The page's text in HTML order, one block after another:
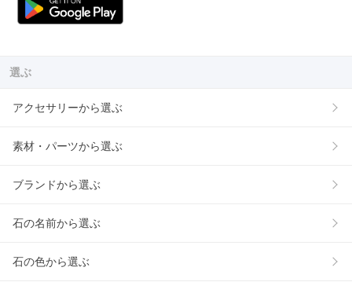
選ぶ
アクセサリーから選ぶ
素材・パーツから選ぶ
ブランドから選ぶ
石の名前から選ぶ
石の色から選ぶ